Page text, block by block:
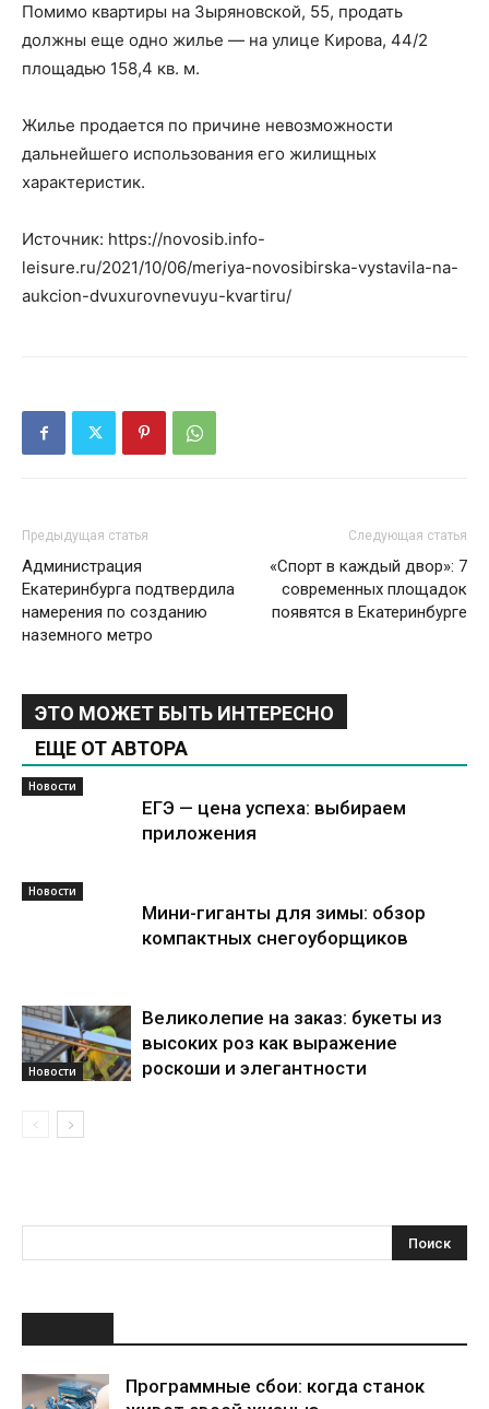
Помимо квартиры на Зыряновской, 55, продать
должны еще одно жилье — на улице Кирова, 44/2
площадью 158,4 кв. м.
Жилье продается по причине невозможности
дальнейшего использования его жилищных
характеристик.
Источник: https://novosib.info-
leisure.ru/2021/10/06/meriya-novosibirska-vystavila-na-
aukcion-dvuxurovnevuyu-kvartiru/
Предыдущая статья
Администрация
Екатеринбурга подтвердила
намерения по созданию
наземного метро
Следующая статья
«Спорт в каждый двор»: 7
современных площадок
появятся в Екатеринбурге
ЭТО МОЖЕТ БЫТЬ ИНТЕРЕСНО
ЕЩЕ ОТ АВТОРА
Новости
ЕГЭ — цена успеха: выбираем
приложения
Новости
Мини-гиганты для зимы: обзор
компактных снегоуборщиков
Новости
Великолепие на заказ: букеты из
высоких роз как выражение
роскоши и элегантности
Программные сбои: когда станок